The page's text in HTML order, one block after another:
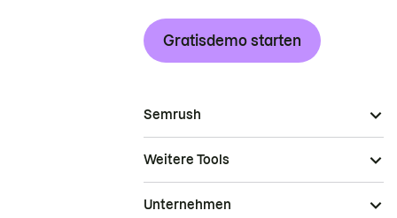
Gratisdemo starten
Semrush
Weitere Tools
Unternehmen